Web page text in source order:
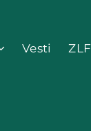
Vesti ZLF